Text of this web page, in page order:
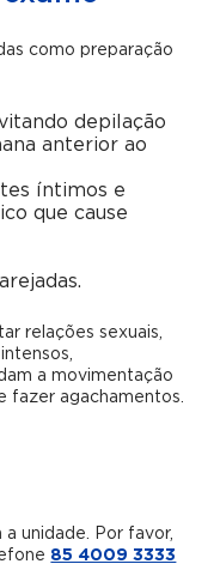
como preparação
depilação
anterior ao
íntimos e
que cause
relações sexuais,
a movimentação
fazer agachamentos.
unidade. Por favor,
85 4009 3333